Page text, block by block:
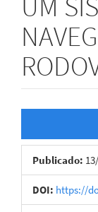
lateral
de
artigos
Publicado:
DOI: https://